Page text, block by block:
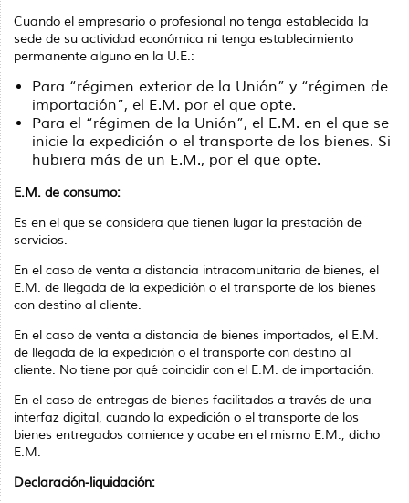
Cuando el empresario o profesional no tenga establecida la
sede de su actividad económica ni tenga establecimiento
permanente alguno en la U.E.:
Para “régimen exterior de la Unión” y “régimen de
importación”, el E.M. por el que opte.
Para el “régimen de la Unión”, el E.M. en el que se
inicie la expedición o el transporte de los bienes. Si
hubiera más de un E.M., por el que opte.
E.M. de consumo:
Es en el que se considera que tienen lugar la prestación de
servicios.
En el caso de venta a distancia intracomunitaria de bienes, el
E.M. de llegada de la expedición o el transporte de los bienes
con destino al cliente.
En el caso de venta a distancia de bienes importados, el E.M.
de llegada de la expedición o el transporte con destino al
cliente. No tiene por qué coincidir con el E.M. de importación.
En el caso de entregas de bienes facilitados a través de una
interfaz digital, cuando la expedición o el transporte de los
bienes entregados comience y acabe en el mismo E.M., dicho
E.M.
Declaración-liquidación: